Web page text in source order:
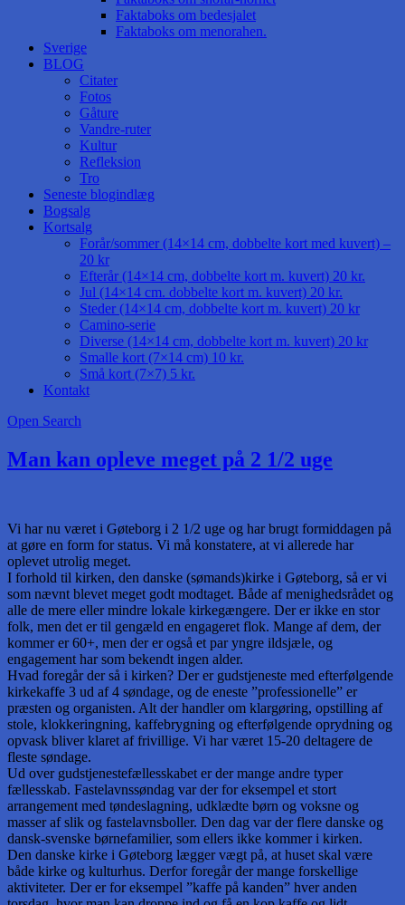
Faktaboks om bedesjalet
Faktaboks om menorahen.
Sverige
BLOG
Citater
Fotos
Gåture
Vandre-ruter
Kultur
Refleksion
Tro
Seneste blogindlæg
Bogsalg
Kortsalg
Forår/sommer (14×14 cm, dobbelte kort med kuvert) –
20 kr
Efterår (14×14 cm, dobbelte kort m. kuvert) 20 kr.
Jul (14×14 cm. dobbelte kort m. kuvert) 20 kr.
Steder (14×14 cm, dobbelte kort m. kuvert) 20 kr
Camino-serie
Diverse (14×14 cm, dobbelte kort m. kuvert) 20 kr
Smalle kort (7×14 cm) 10 kr.
Små kort (7×7) 5 kr.
Kontakt
Open Search
Man kan opleve meget på 2 1/2 uge
Vi har nu været i Gøteborg i 2 1/2 uge og har brugt formiddagen på
at gøre en form for status. Vi må konstatere, at vi allerede har
oplevet utrolig meget.
I forhold til kirken, den danske (sømands)kirke i Gøteborg, så er vi
som nævnt blevet meget godt modtaget. Både af menighedsrådet og
alle de mere eller mindre lokale kirkegængere. Der er ikke en stor
folk, men det er til gengæld en engageret flok. Mange af dem, der
kommer er 60+, men der er også et par yngre ildsjæle, og
engagement har som bekendt ingen alder.
Hvad foregår der så i kirken? Der er gudstjeneste med efterfølgende
kirkekaffe 3 ud af 4 søndage, og de eneste ”professionelle” er
præsten og organisten. Alt der handler om klargøring, opstilling af
stole, klokkeringning, kaffebrygning og efterfølgende oprydning og
opvask bliver klaret af frivillige. Vi har været 15-20 deltagere de
fleste søndage.
Ud over gudstjenestefællesskabet er der mange andre typer
fællesskab. Fastelavnssøndag var der for eksempel et stort
arrangement med tøndeslagning, udklædte børn og voksne og
masser af slik og fastelavnsboller. Den dag var der flere danske og
dansk-svenske børnefamilier, som ellers ikke kommer i kirken.
Den danske kirke i Gøteborg lægger vægt på, at huset skal være
både kirke og kulturhus. Derfor foregår der mange forskellige
aktiviteter. Der er for eksempel ”kaffe på kanden” hver anden